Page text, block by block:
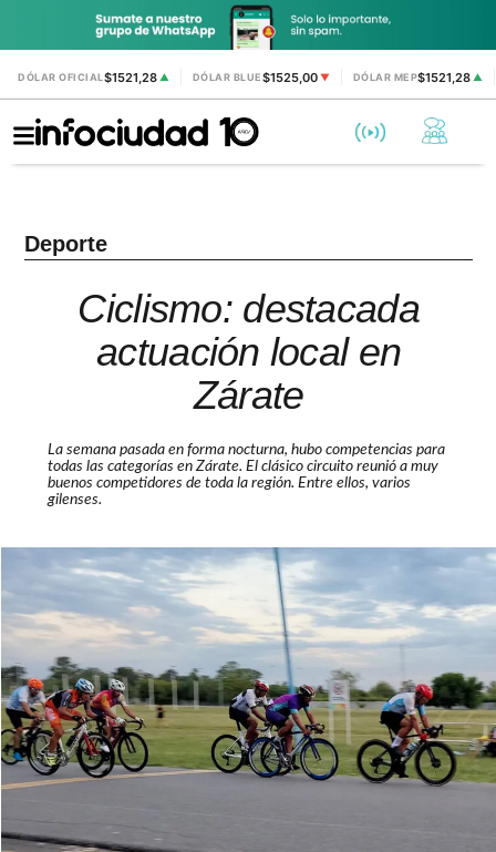
DÓLAR OFICIAL$1521,28 ▲ DÓLAR BLUE$1525,00 ▼ DÓLAR MEP$1521,28▲
Deporte
Ciclismo: destacada
actuación local en
Zárate
La semana pasada en forma nocturna, hubo competencias para
todas las categorías en Zárate. El clásico circuito reunió a muy
buenos competidores de toda la región. Entre ellos, varios
gilenses.